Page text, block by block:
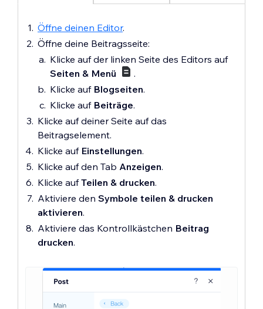
Öffne deinen Editor.
Öffne deine Beitragsseite:
Klicke auf der linken Seite des Editors auf
Seiten & Menü
.
Klicke auf Blogseiten.
Klicke auf Beiträge.
Klicke auf deiner Seite auf das
Beitragselement.
Klicke auf Einstellungen.
Klicke auf den Tab Anzeigen.
Klicke aufTeilen & drucken.
Aktiviere den Symbole teilen & drucken
aktivieren.
Aktiviere das Kontrollkästchen Beitrag
drucken.